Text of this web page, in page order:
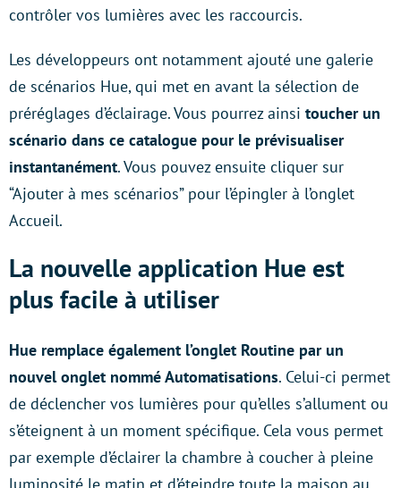
contrôler vos lumières avec les raccourcis.
Les développeurs ont notamment ajouté une galerie
de scénarios Hue, qui met en avant la sélection de
préréglages d’éclairage. Vous pourrez ainsi toucher un
scénario dans ce catalogue pour le prévisualiser
instantanément. Vous pouvez ensuite cliquer sur
“Ajouter à mes scénarios” pour l’épingler à l’onglet
Accueil.
La nouvelle application Hue est
plus facile à utiliser
Hue remplace également l’onglet Routine par un
nouvel onglet nommé Automatisations. Celui-ci permet
de déclencher vos lumières pour qu’elles s’allument ou
s’éteignent à un moment spécifique. Cela vous permet
par exemple d’éclairer la chambre à coucher à pleine
luminosité le matin et d’éteindre toute la maison au